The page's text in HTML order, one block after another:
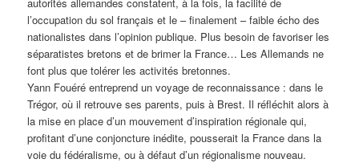
l’occupation du sol français et le – finalement – faible écho des
nationalistes dans l’opinion publique. Plus besoin de favoriser les
séparatistes bretons et de brimer la France… Les Allemands ne
font plus que tolérer les activités bretonnes.
Yann Fouéré entreprend un voyage de reconnaissance : dans le
Trégor, où il retrouve ses parents, puis à Brest. Il réfléchit alors à
la mise en place d’un mouvement d’inspiration régionale qui,
profitant d’une conjoncture inédite, pousserait la France dans la
voie du fédéralisme, ou à défaut d’un régionalisme nouveau.